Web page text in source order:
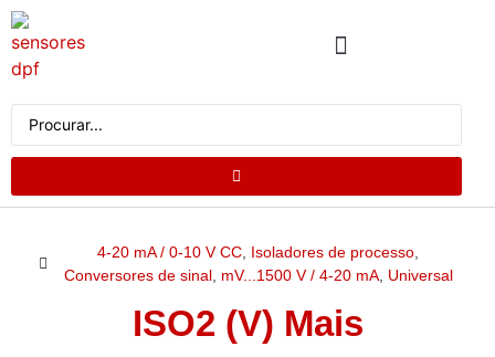
4-20 mA / 0-10 V CC Isoladores de processo
Conversores de sinal, mV...1500 V / 4-20 mA, Universal
ISO2 (V) Mais